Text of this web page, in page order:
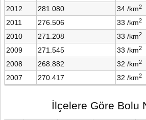
2012 281.080 34 /km2
2011 276.506 33 /km2
2010 271.208 33 /km2
2009 271.545 33 /km2
2008 268.882 32 /km2
2007 270.417 32 /km2
İlçelere Göre Bolu